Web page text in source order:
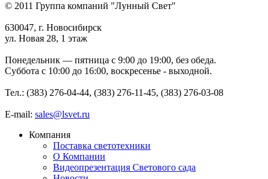
© 2011 Группа компаний "Лунный Свет"
630047, г. Новосибирск
ул. Новая 28, 1 этаж
Понедельник — пятница с 9:00 до 19:00, без обеда.
Суббота с 10:00 до 16:00, воскресенье - выходной.
Тел.: (383) 276-04-44, (383) 276-11-45, (383) 276-03-08
E-mail: sales@lsvet.ru
Компания
Поставка светотехники
О Компании
Видеопрезентация Светового сада